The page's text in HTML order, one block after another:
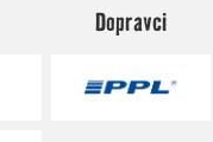
Dopravci